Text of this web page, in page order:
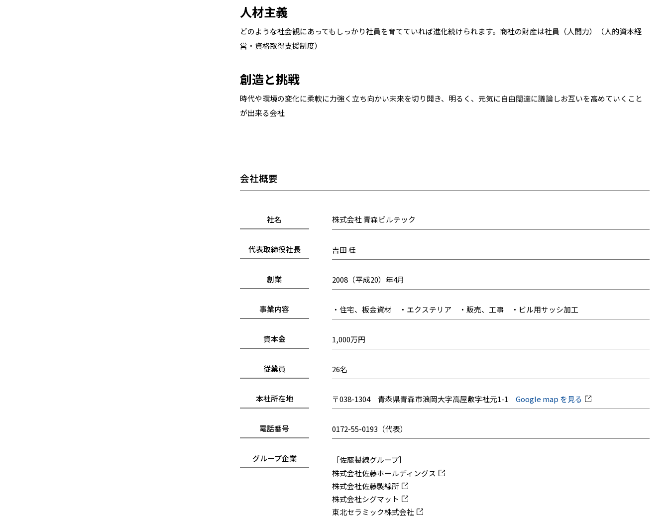
人材主義
どのような社会観にあってもしっかり社員を育てていれば進化続けられます。商社の財産は社員（人間力）（人的資本経
営・資格取得支援制度）
創造と挑戦
時代や環境の変化に柔軟に力強く立ち向かい未来を切り開き、明るく、元気に自由闊達に議論しお互いを高めていくこと
が出来る会社
会社概要
社名 株式会社 青森ビルテック
代表取締役社長 吉田 桂
創業 2008（平成20）年4月
事業内容 ・住宅、板金資材 ・エクステリア ・販売、工事 ・ビル用サッシ加工
資本金 1,000万円
従業員 26名
本社所在地 〒038-1304 青森県青森市浪岡大字高屋敷字社元1-1 Google map を見る
電話番号 0172-55-0193（代表）
グループ企業
［佐藤製線グループ］
株式会社佐藤ホールディングス
株式会社佐藤製線所
株式会社シグマット
東北セラミック株式会社